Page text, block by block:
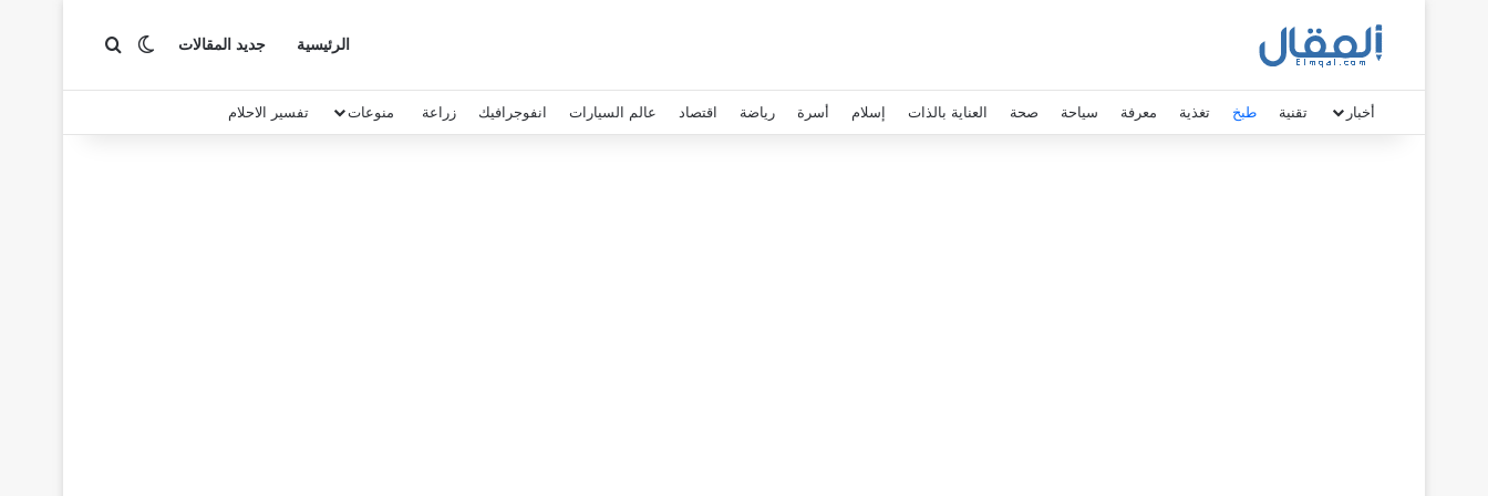
الرئيسية جديد المقالات الوضع المظلم
أخبار تقنية طبخ تغذية معرفة سياحة صحة العناية بالذات إسلام أسرة رياضة اقتصاد عالم السيارات انفوجرافيك زراعة منوعات تفسير الاحلام